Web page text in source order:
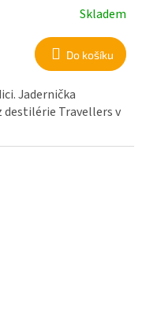
Skladem
Do košíku
Jadernička
destilérie Travellers v